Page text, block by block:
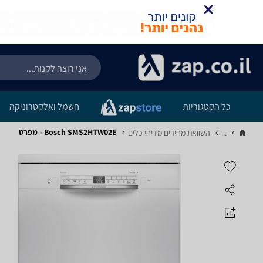
כל הקטגוריות חשמל ואלקטרוניקה
... השוואת מחירים מדיחי כלים‏ Bosch SMS2HTW02E - מפרט